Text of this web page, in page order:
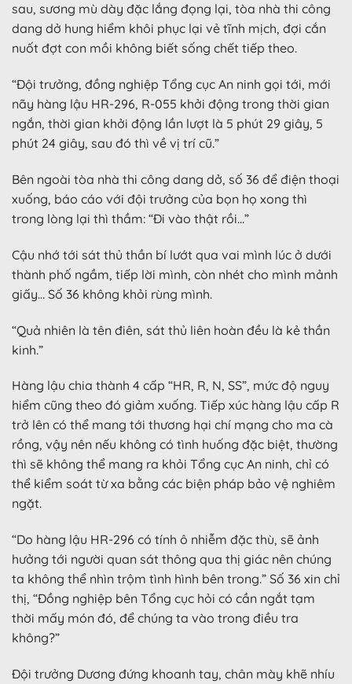
sau, sương mù dày đặc lắng đọng lại, tòa nhà thi công
dang dở hung hiểm khôi phục lại vẻ tĩnh mịch, đợi cắn
nuốt đợt con mồi không biết sống chết tiếp theo.
“Đội trưởng, đồng nghiệp Tổng cục An ninh gọi tới, mới
nãy hàng lậu HR-296, R-055 khởi động trong thời gian
ngắn, thời gian khởi động lần lượt là 5 phút 29 giây, 5
phút 24 giây, sau đó thì về vị trí cũ.”
Bên ngoài tòa nhà thi công dang dở, số 36 để điện thoại
xuống, báo cáo với đội trưởng của bọn họ xong thì
trong lòng lại thì thầm: “Đi vào thật rồi…”
Cậu nhớ tới sát thủ thần bí lướt qua vai mình lúc ở dưới
thành phố ngầm, tiếp lời mình, còn nhét cho mình mảnh
giấy… Số 36 không khỏi rùng mình.
“Quả nhiên là tên điên, sát thủ liên hoàn đều là kẻ thần
kinh.”
Hàng lậu chia thành 4 cấp “HR, R, N, SS”, mức độ nguy
hiểm cũng theo đó giảm xuống. Tiếp xúc hàng lậu cấp R
trở lên có thể mang tới thương hại chí mạng cho ma cà
rồng, vậy nên nếu không có tình huống đặc biệt, thường
thì sẽ không thể mang ra khỏi Tổng cục An ninh, chỉ có
thể kiểm soát từ xa bằng các biện pháp bảo vệ nghiêm
ngặt.
“Do hàng lậu HR-296 có tính ô nhiễm đặc thù, sẽ ảnh
hưởng tới người quan sát thông qua thị giác nên chúng
ta không thể nhìn trộm tình hình bên trong.” Số 36 xin chỉ
thị, “Đồng nghiệp bên Tổng cục hỏi có cần ngắt tạm
thời mấy món đó, để chúng ta vào trong điều tra
không?”
Đội trưởng Dương đứng khoanh tay, chân mày khẽ nhíu